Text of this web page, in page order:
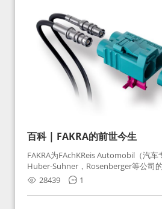
百科 | FAKRA的前世今生
FAKRA为FAchKReis Automobil（汽车
Huber-Suhner，Rosenberger等公司
Huber-Suhner相关连接器业务及技术
Rosenberger）缩写。起初为BMW需
接，如今FAKRA已成为汽车行业通用
28439 1